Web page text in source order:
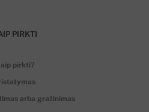
PIRKTI
pirkti?
arba gražinimas